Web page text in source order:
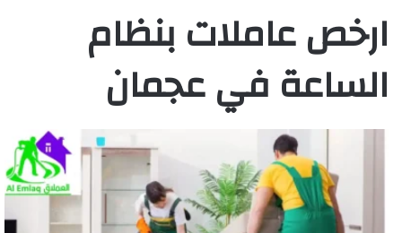
ارخص عاملات بنظام
الساعة في عجمان